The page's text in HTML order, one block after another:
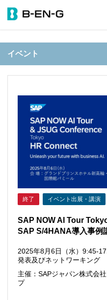
イベント
終了 イベント出展・講演
SAP NOW AI Tour
SAP S/4HANA導入事例
2025年8月6日（水）9:45-
発表及びネットワーキング
主催：SAPジャパン株式会
プ